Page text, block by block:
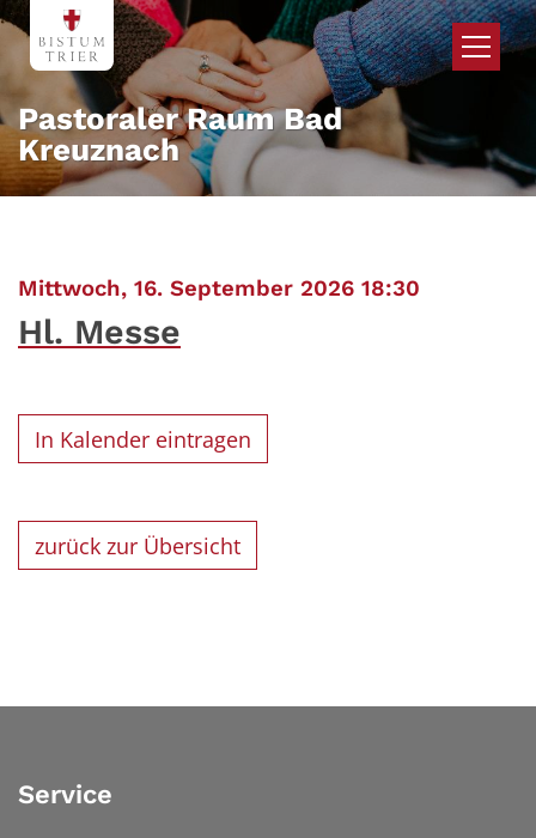
Zum Inhalt springen
Pastoraler Raum Bad
Kreuznach
Mittwoch, 16. September 2026 18:30
Hl. Messe
In Kalender eintragen
zurück zur Übersicht
Service